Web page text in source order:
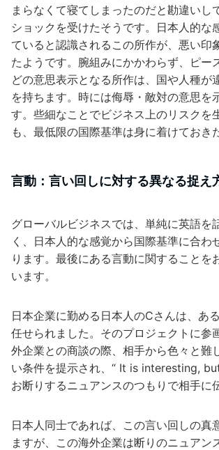
まらなくて寝てしまったのだと勘違いし
ショックを受けたそうです。日本人的な
ていると認識されるこの所作が、悪い印
たようです。腕組みにかかわらず、ピー
どの意思表示となる所作は、国や人種が
を持ちます。時には侮辱・敵対の意思を
す。些細なことでビジネス上のリスクを
も、最低限の国際基準は身に着けておき
言動：言い回しに対する異なる捉え
グローバルビジネスでは、単純に英語を
く、日本人的な感覚から国際基準に合わ
ります。最後にある言動に関することを
います。
日本企業に勤める日本人のCさんは、あ
任せられました。そのプロジェクトに参
外企業との商談の際、相手から色々と難
い条件を提示され、“ It is interesting,
お断りするニュアンスのつもりで相手に
日本人同士であれば、この言い回しの真
ますが、この海外企業は断りのニュアン